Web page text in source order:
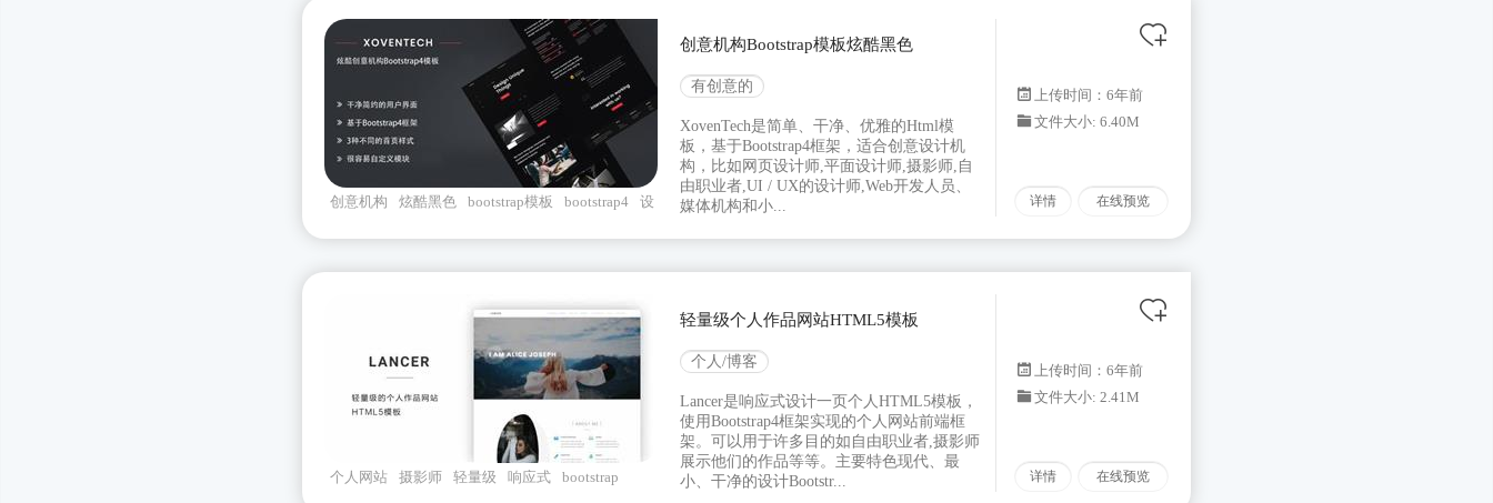
创意机构 炫酷黑色 bootstrap模板 bootstrap4
设
创意机构Bootstrap模板炫酷黑色
有创意的
XovenTech是简单、干净、优雅的Html模
板，基于Bootstrap4框架，适合创意设计机
构，比如网页设计师,平面设计师,摄影师,自
由职业者,UI / UX的设计师,Web开发人员、
媒体机构和小...
上传时间：6年前
文件大小: 6.40M
详情 在线预览
个人网站 摄影师 轻量级 响应式 bootstrap
轻量级个人作品网站HTML5模板
个人/博客
Lancer是响应式设计一页个人HTML5模板，
使用Bootstrap4框架实现的个人网站前端框
架。可以用于许多目的如自由职业者,摄影师
展示他们的作品等等。主要特色现代、最
小、干净的设计Bootstr...
上传时间：6年前
文件大小: 2.41M
详情 在线预览